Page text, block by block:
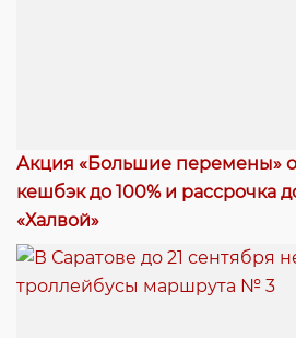
Акция «Большие перемены»
кешбэк до 100% и рассрочка
«Халвой»